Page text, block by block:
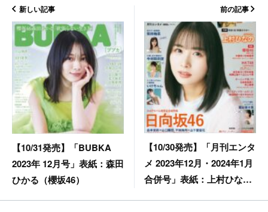
新しい記事
【10/31発売】「BUBKA
2023年 12月号」表紙：森田
ひかる（櫻坂46）
前の記事
【10/30発売】「月刊エンタ
メ 2023年12月・2024年1月
合併号」表紙：上村ひなの